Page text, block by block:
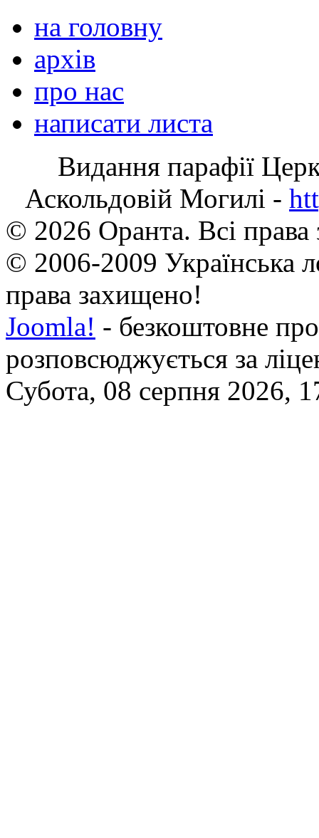
на головну
архів
про нас
написати листа
Видання парафії
Аскольдовій Могилі -
© 2026 Оранта. Всі
© 2006-2009 Українська
права захищено!
Joomla! - безкоштовне
розповсюджується за
Субота, 08 серпня 2026,